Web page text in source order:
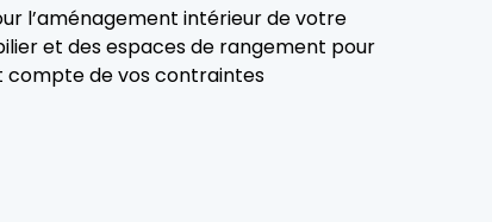
l’aménagement intérieur de votre
et des espaces de rangement pour
compte de vos contraintes